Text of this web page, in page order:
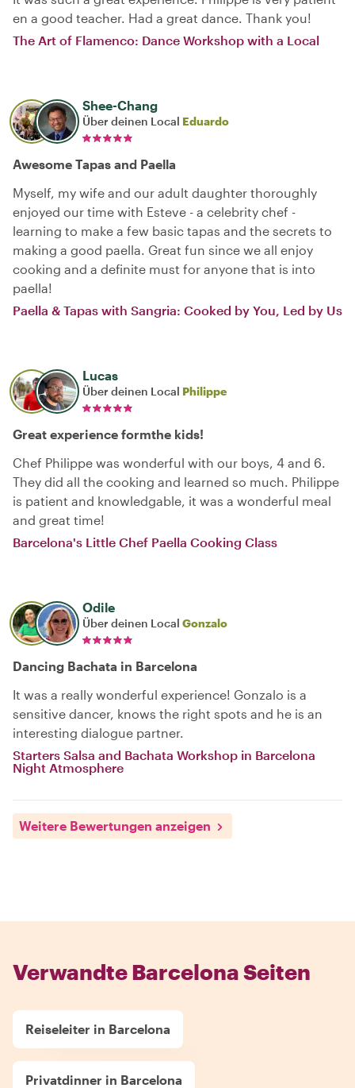
en a good teacher. Had a great dance. Thank you!
The Art of Flamenco: Dance Workshop with a Local
Shee-Chang
Über deinen Local Eduardo
Awesome Tapas and Paella
Myself, my wife and our adult daughter thoroughly
enjoyed our time with Esteve - a celebrity chef -
learning to make a few basic tapas and the secrets to
making a good paella. Great fun since we all enjoy
cooking and a definite must for anyone that is into
paella!
Paella & Tapas with Sangria: Cooked by You, Led by Us
Lucas
Über deinen Local Philippe
Great experience formthe kids!
Chef Philippe was wonderful with our boys, 4 and 6.
They did all the cooking and learned so much. Philippe
is patient and knowledgable, it was a wonderful meal
and great time!
Barcelona's Little Chef Paella Cooking Class
Odile
Über deinen Local Gonzalo
Dancing Bachata in Barcelona
It was a really wonderful experience! Gonzalo is a
sensitive dancer, knows the right spots and he is an
interesting dialogue partner.
Starters Salsa and Bachata Workshop in Barcelona
Night Atmosphere
Weitere Bewertungen anzeigen
Verwandte Barcelona Seiten
Reiseleiter in Barcelona
Privatdinner in Barcelona